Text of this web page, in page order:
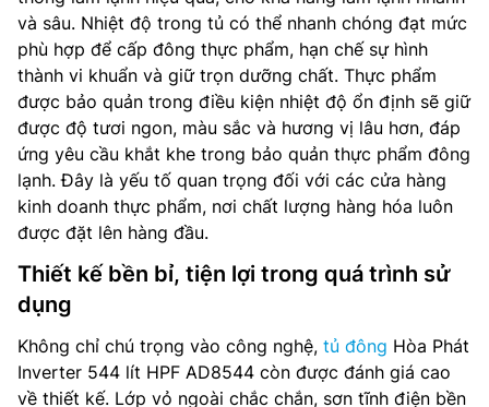
và sâu. Nhiệt độ trong tủ có thể nhanh chóng đạt mức
phù hợp để cấp đông thực phẩm, hạn chế sự hình
thành vi khuẩn và giữ trọn dưỡng chất. Thực phẩm
được bảo quản trong điều kiện nhiệt độ ổn định sẽ giữ
được độ tươi ngon, màu sắc và hương vị lâu hơn, đáp
ứng yêu cầu khắt khe trong bảo quản thực phẩm đông
lạnh. Đây là yếu tố quan trọng đối với các cửa hàng
kinh doanh thực phẩm, nơi chất lượng hàng hóa luôn
được đặt lên hàng đầu.
Thiết kế bền bỉ, tiện lợi trong quá trình sử
dụng
Không chỉ chú trọng vào công nghệ, tủ đông Hòa Phát
Inverter 544 lít HPF AD8544 còn được đánh giá cao
về thiết kế. Lớp vỏ ngoài chắc chắn, sơn tĩnh điện bền